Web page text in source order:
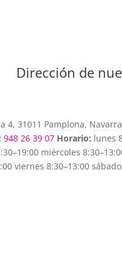
Dirección de
4, 31011 Pamplona, Navarra
948 26 39 07 Horario: lunes
miércoles
viernes 8:30–13:00 sábado